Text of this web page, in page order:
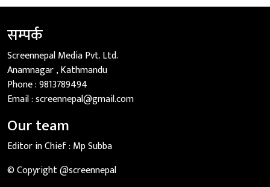
सम्पर्क
Screennepal Media Pvt. Ltd.
Anamnagar , Kathmandu
Phone :9813789494
Email :screennepal@gmail.com
Our team
Editor in Chief : Mp Subba
© Copyright @screennepal